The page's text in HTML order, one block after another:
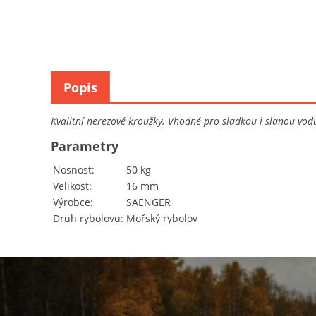
Kvalitní nerezové kroužky. Vhodné pro sladkou i slanou
Nosnost
50 kg
Velikost
16 mm
Výrobce
SAENGER
Druh rybolovu Mořský rybolov
Parametry
Popis